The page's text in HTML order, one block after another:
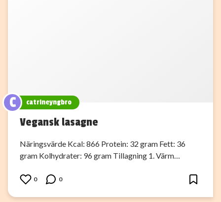
C catrineyngbro
Vegansk lasagne
Näringsvärde Kcal: 866 Protein: 32 gram Fett: 36
gram Kolhydrater: 96 gram Tillagning 1. Värm…
0 0